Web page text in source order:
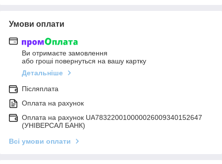
Умови оплати
Ви отримаєте замовлення
або гроші повернуться на вашу картку
Детальніше
Післяплата
Оплата на рахунок
Оплата на рахунок UA783220010000026009340152647
(УНІВЕРСАЛ БАНК)
Всі умови оплати